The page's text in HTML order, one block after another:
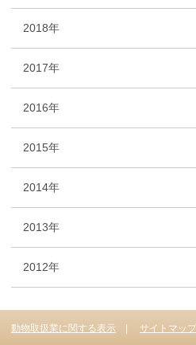
2018年
2017年
2016年
2015年
2014年
2013年
2012年
動物取扱業に関する表示 サイトマップ